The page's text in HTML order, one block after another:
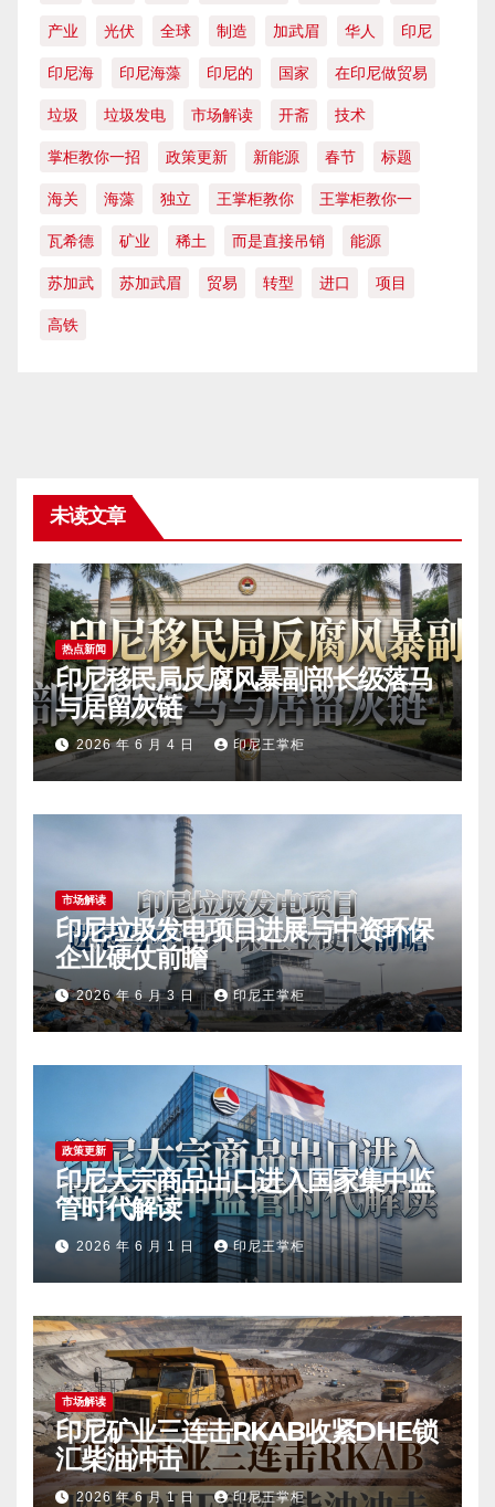
产业 光伏 全球 制造 加武眉 华人 印尼
印尼海 印尼海藻 印尼的 国家 在印尼做贸易
垃圾 垃圾发电 市场解读 开斋 技术
掌柜教你一招 政策更新 新能源 春节 标题
海关 海藻 独立 王掌柜教你 王掌柜教你一
瓦希德 矿业 稀土 而是直接吊销 能源
苏加武 苏加武眉 贸易 转型 进口 项目
高铁
未读文章
热点新闻
印尼移民局反腐风暴副部长级落马
与居留灰链
2026 年 6 月 4 日 印尼王掌柜
市场解读
印尼垃圾发电项目进展与中资环保
企业硬仗前瞻
2026 年 6 月 3 日 印尼王掌柜
政策更新
印尼大宗商品出口进入国家集中监
管时代解读
2026 年 6 月 1 日 印尼王掌柜
市场解读
印尼矿业三连击RKAB收紧DHE锁
汇柴油冲击
2026 年 6 月 1 日 印尼王掌柜